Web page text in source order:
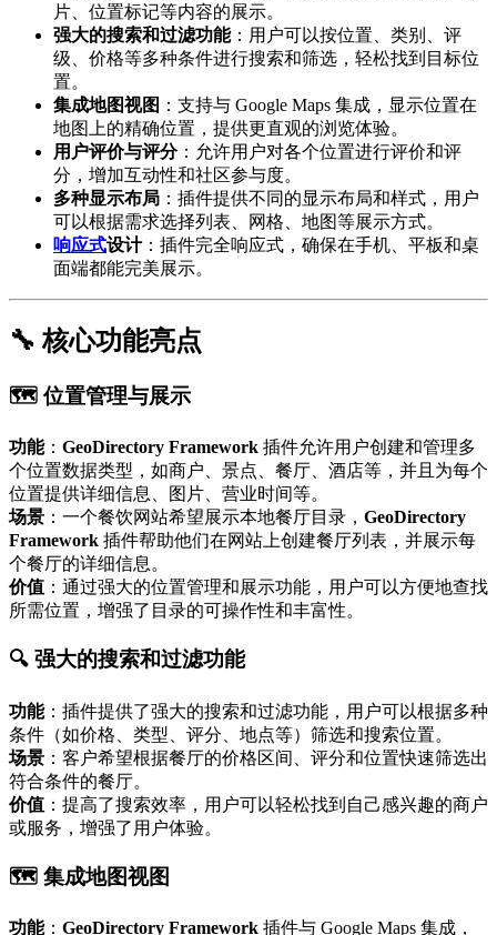
片、位置标记等内容的展示。
强大的搜索和过滤功能：用户可以按位置、类别、评
级、价格等多种条件进行搜索和筛选，轻松找到目标位
置。
集成地图视图 ：支持与 Google Maps 集成，显示位置在
地图上的精确位置，提供更直观的浏览体验。
用户评价与评分：允许用户对各个位置进行评价和评
分，增加互动性和社区参与度。
多种显示布局 ：插件提供不同的显示布局和样式，用户
可以根据需求选择列表、网格、地图等展示方式。
响应式设计：插件完全响应式，确保在手机、平板和桌
面端都能完美展示。
🔧 核心功能亮点
🗺️ 位置管理与展示
功能： GeoDirectory Framework 插件允许用户创建和管理多
个位置数据类型，如商户、景点、餐厅、酒店等，并且为每个
位置提供详细信息、图片、营业时间等。
场景 ：一个餐饮网站希望展示本地餐厅目录， GeoDirectory
Framework 插件帮助他们在网站上创建餐厅列表，并展示每
个餐厅的详细信息。
价值 ：通过强大的位置管理和展示功能，用户可以方便地查找
所需位置，增强了目录的可操作性和丰富性。
🔍 强大的搜索和过滤功能
功能：插件提供了强大的搜索和过滤功能，用户可以根据多种
条件（如价格、类型、评分、地点等）筛选和搜索位置。
场景 ：客户希望根据餐厅的价格区间、评分和位置快速筛选出
符合条件的餐厅。
价值 ：提高了搜索效率，用户可以轻松找到自己感兴趣的商户
或服务，增强了用户体验。
🗺️ 集成地图视图
功能： GeoDirectory Framework 插件与 Google Maps 集成，